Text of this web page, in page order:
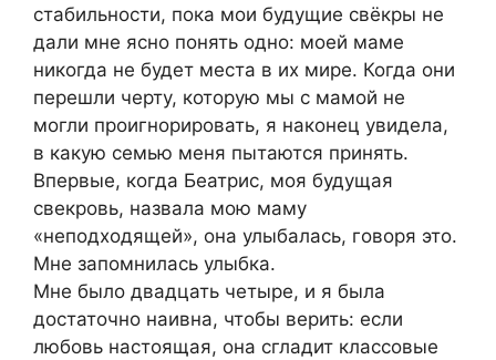
стабильности, пока мои будущие свёкры не
дали мне ясно понять одно: моей маме
никогда не будет места в их мире. Когда они
перешли черту, которую мы с мамой не
могли проигнорировать, я наконец увидела,
в какую семью меня пытаются принять.
Впервые, когда Беатрис, моя будущая
свекровь, назвала мою маму
«неподходящей», она улыбалась, говоря это.
Мне запомнилась улыбка.
Мне было двадцать четыре, и я была
достаточно наивна, чтобы верить: если
любовь настоящая, она сгладит классовые